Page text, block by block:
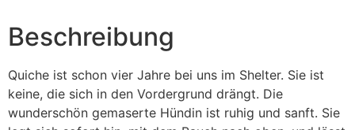
Beschreibung
Quiche ist schon vier Jahre bei uns im Shelter. Sie ist
keine, die sich in den Vordergrund drängt. Die
wunderschön gemaserte Hündin ist ruhig und sanft. Sie